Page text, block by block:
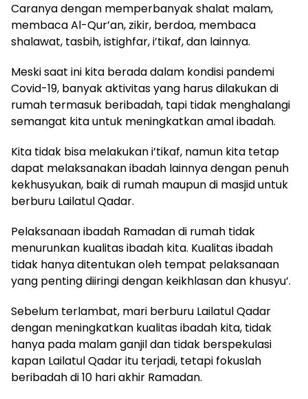
Caranya dengan memperbanyak shalat malam,
membaca Al-Qur’an, zikir, berdoa, membaca
shalawat, tasbih, istighfar, i’tikaf, dan lainnya.
Meski saat ini kita berada dalam kondisi pandemi
Covid-19, banyak aktivitas yang harus dilakukan di
rumah termasuk beribadah, tapi tidak menghalangi
semangat kita untuk meningkatkan amal ibadah.
Kita tidak bisa melakukan i’tikaf, namun kita tetap
dapat melaksanakan ibadah lainnya dengan penuh
kekhusyukan, baik di rumah maupun di masjid untuk
berburu Lailatul Qadar.
Pelaksanaan ibadah Ramadan di rumah tidak
menurunkan kualitas ibadah kita. Kualitas ibadah
tidak hanya ditentukan oleh tempat pelaksanaan
yang penting diiringi dengan keikhlasan dan khusyu’.
Sebelum terlambat, mari berburu Lailatul Qadar
dengan meningkatkan kualitas ibadah kita, tidak
hanya pada malam ganjil dan tidak berspekulasi
kapan Lailatul Qadar itu terjadi, tetapi fokuslah
beribadah di 10 hari akhir Ramadan.